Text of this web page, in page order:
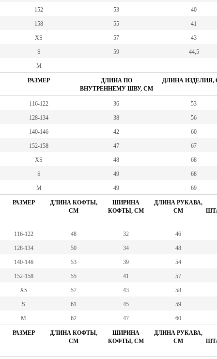
152 53 40
158 55 41
XS 57 43
S 59 44,5
M
РАЗМЕР
ДЛИНА ПО
ВНУТРЕННЕМУ ШВУ, СМ
ДЛИНА ИЗДЕЛИЯ,
116-122 36 53
128-134 38 56
140-146 42 60
152-158 47 67
XS 48 68
S 49 68
M 49 69
РАЗМЕР
ДЛИНА КОФТЫ,
СМ
ШИРИНА
КОФТЫ, СМ
ДЛИНА РУКАВА,
СМ
116-122 48 32 46
128-134 50 34 48
140-146 53 39 54
152-158 55 41 57
XS 57 43 58
S 61 45 59
M 62 47 60
РАЗМЕР
ДЛИНА КОФТЫ,
СМ
ШИРИНА
КОФТЫ, СМ
ДЛИНА РУКАВА,
СМ